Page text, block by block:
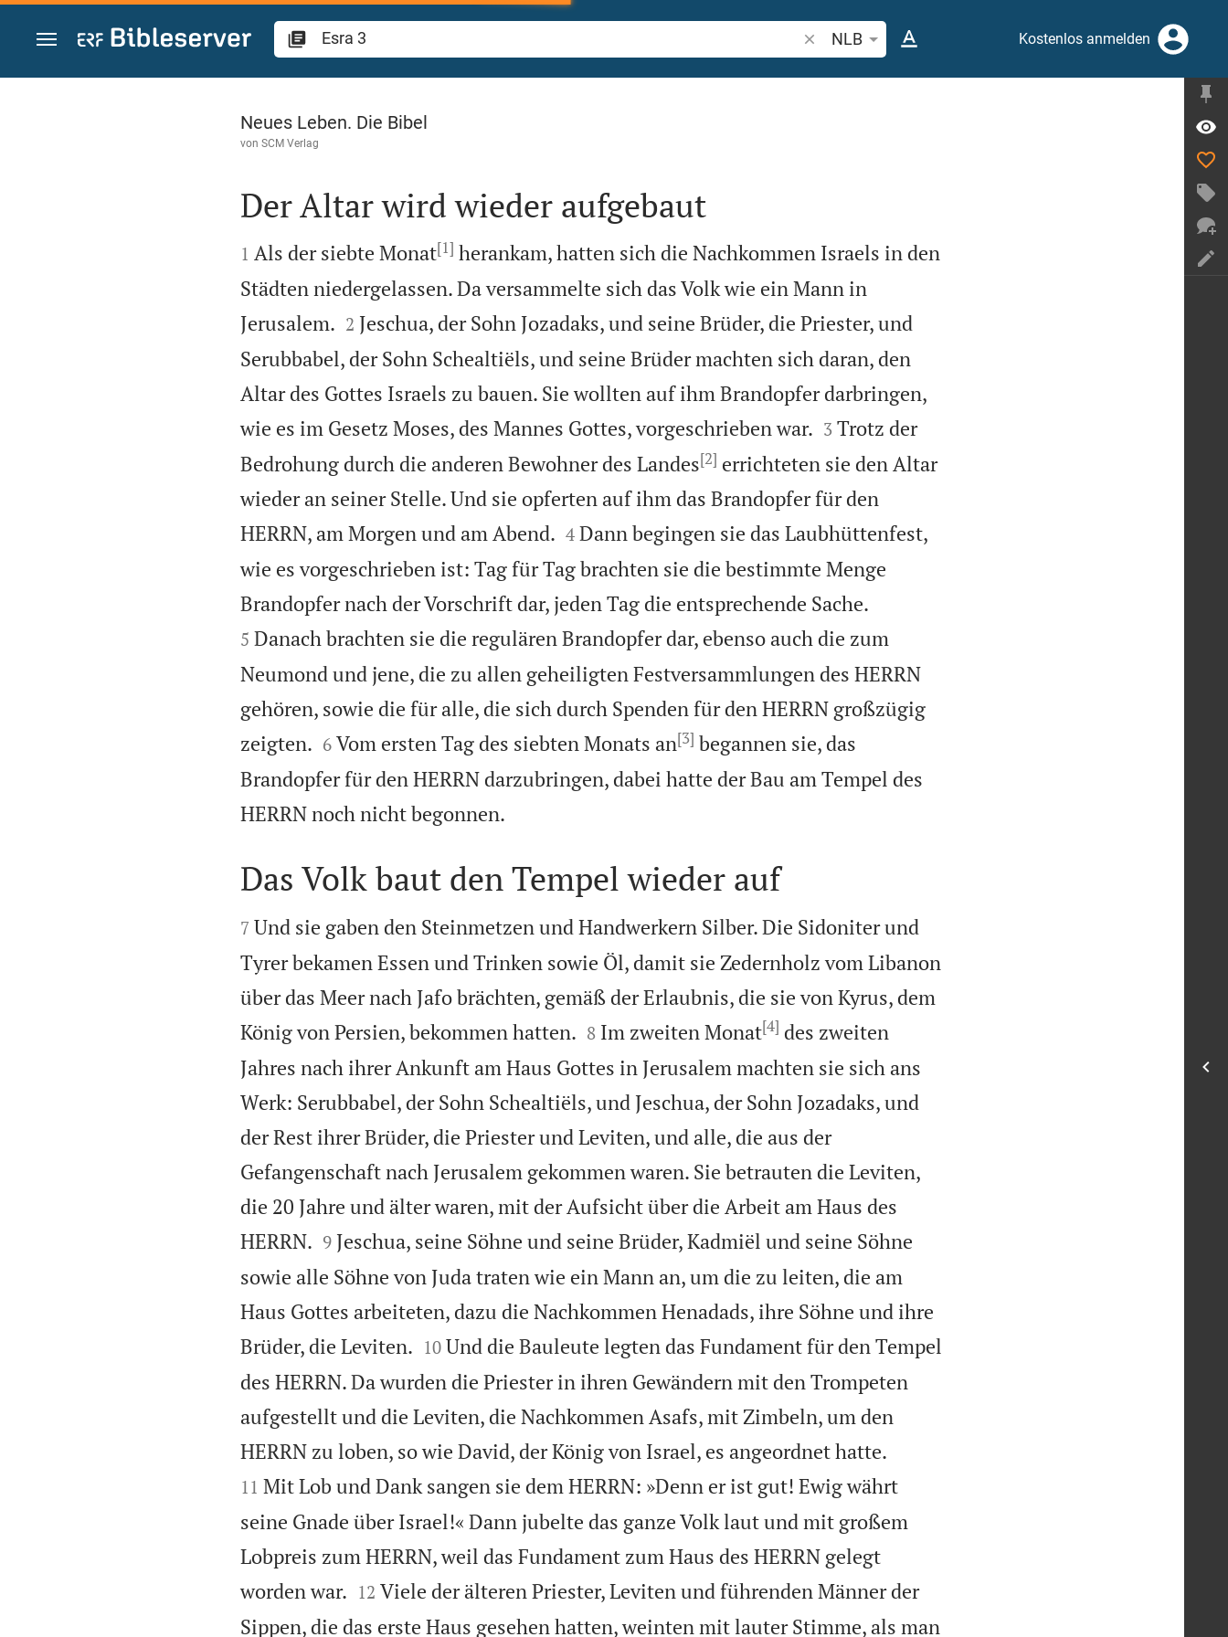
Zum Inhalt springen
Bibelstelle oder Begriff suchen
NLB Kostenlos anmelden
Esra 3
Neues Leben. Die Bibel
von SCM Verlag

Der Altar wird wieder aufgebaut

1 Als der siebte Monat[1] herankam, hatten sich die Nachkommen Israels in den
Städten niedergelassen. Da versammelte sich das Volk wie ein Mann in
Jerusalem.
2 Jeschua, der Sohn Jozadaks, und seine Brüder, die Priester, und
Serubbabel, der Sohn Schealtiëls, und seine Brüder machten sich daran, den
Altar des Gottes Israels zu bauen. Sie wollten auf ihm Brandopfer darbringen,
wie es im Gesetz Moses, des Mannes Gottes, vorgeschrieben war.
3 Trotz der
Bedrohung durch die anderen Bewohner des Landes[2] errichteten sie den Altar
wieder an seiner Stelle. Und sie opferten auf ihm das Brandopfer für den
HERRN, am Morgen und am Abend.
4 Dann begingen sie das Laubhüttenfest,
wie es vorgeschrieben ist: Tag für Tag brachten sie die bestimmte Menge
Brandopfer nach der Vorschrift dar, jeden Tag die entsprechende Sache.
5 Danach brachten sie die regulären Brandopfer dar, ebenso auch die zum
Neumond und jene, die zu allen geheiligten Festversammlungen des HERRN
gehören, sowie die für alle, die sich durch Spenden für den HERRN großzügig
zeigten.
6 Vom ersten Tag des siebten Monats an[3] begannen sie, das
Brandopfer für den HERRN darzubringen, dabei hatte der Bau am Tempel des
HERRN noch nicht begonnen.

Das Volk baut den Tempel wieder auf

7 Und sie gaben den Steinmetzen und Handwerkern Silber. Die Sidoniter und
Tyrer bekamen Essen und Trinken sowie Öl, damit sie Zedernholz vom Libanon
über das Meer nach Jafo brächten, gemäß der Erlaubnis, die sie von Kyrus, dem
König von Persien, bekommen hatten.
8 Im zweiten Monat[4] des zweiten
Jahres nach ihrer Ankunft am Haus Gottes in Jerusalem machten sie sich ans
Werk: Serubbabel, der Sohn Schealtiëls, und Jeschua, der Sohn Jozadaks, und
der Rest ihrer Brüder, die Priester und Leviten, und alle, die aus der
Gefangenschaft nach Jerusalem gekommen waren. Sie betrauten die Leviten,
die 20 Jahre und älter waren, mit der Aufsicht über die Arbeit am Haus des
HERRN.
9 Jeschua, seine Söhne und seine Brüder, Kadmiël und seine Söhne
sowie alle Söhne von Juda traten wie ein Mann an, um die zu leiten, die am
Haus Gottes arbeiteten, dazu die Nachkommen Henadads, ihre Söhne und ihre
Brüder, die Leviten.
10 Und die Bauleute legten das Fundament für den Tempel
des HERRN. Da wurden die Priester in ihren Gewändern mit den Trompeten
aufgestellt und die Leviten, die Nachkommen Asafs, mit Zimbeln, um den
HERRN zu loben, so wie David, der König von Israel, es angeordnet hatte.
11 Mit Lob und Dank sangen sie dem HERRN: »Denn er ist gut! Ewig währt
seine Gnade über Israel!« Dann jubelte das ganze Volk laut und mit großem
Lobpreis zum HERRN, weil das Fundament zum Haus des HERRN gelegt
worden war.
12 Viele der älteren Priester, Leviten und führenden Männer der
Sippen, die das erste Haus gesehen hatten, weinten mit lauter Stimme, als man